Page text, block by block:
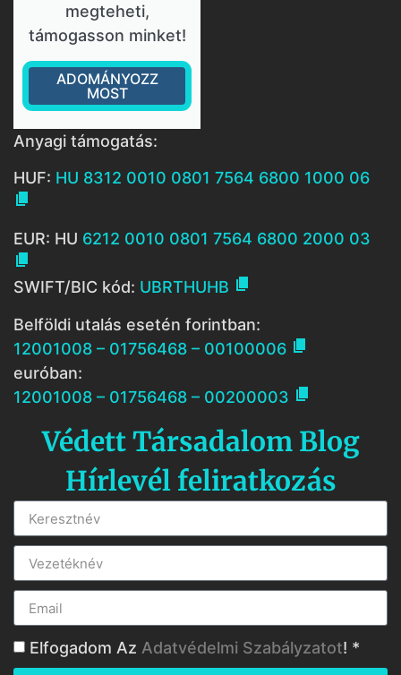
megteheti,
támogasson minket!
ADOMÁNYOZZ
MOST
Anyagi támogatás:
HUF: HU 8312 0010 0801 7564 6800 1000 06

EUR: HU 6212 0010 0801 7564 6800 2000 03

SWIFT/BIC kód: UBRTHUHB 
Belföldi utalás esetén forintban:
12001008 – 01756468 – 00100006 
euróban:
12001008 – 01756468 – 00200003 
Védett Társadalom Blog
Hírlevél feliratkozás
Elfogadom Az Adatvédelmi Szabályzatot! *